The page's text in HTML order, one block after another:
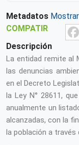
Metadatos
COMPATIR
Descripción
La entidad remite al
las denuncias
en el Decreto
la Ley N° 28611,
anualmente un
alcanzadas, con la
la población a través